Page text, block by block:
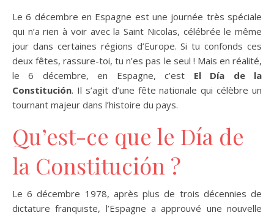
Le 6 décembre en Espagne est une journée très spéciale
qui n’a rien à voir avec la Saint Nicolas, célébrée le même
jour dans certaines régions d’Europe. Si tu confonds ces
deux fêtes, rassure-toi, tu n’es pas le seul ! Mais en réalité,
le 6 décembre, en Espagne, c’est El Día de la
Constitución. Il s’agit d’une fête nationale qui célèbre un
tournant majeur dans l’histoire du pays.
Qu’est-ce que le Día de
la Constitución ?
Le 6 décembre 1978, après plus de trois décennies de
dictature franquiste, l’Espagne a approuvé une nouvelle